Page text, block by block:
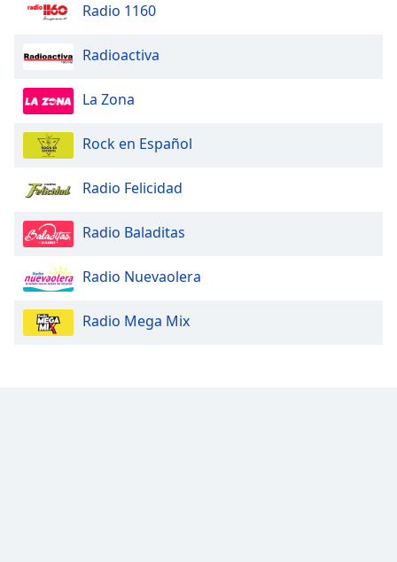
Radio 1160
Radioactiva
La Zona
Rock en Español
Radio Felicidad
Radio Baladitas
Radio Nuevaolera
Radio Mega Mix